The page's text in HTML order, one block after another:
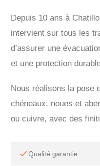
Depuis 10 ans à
intervient sur tous les
d’assurer une
et une protection
Nous réalisons la pose
chéneaux, noues et
ou cuivre, avec des
Qualité garantie